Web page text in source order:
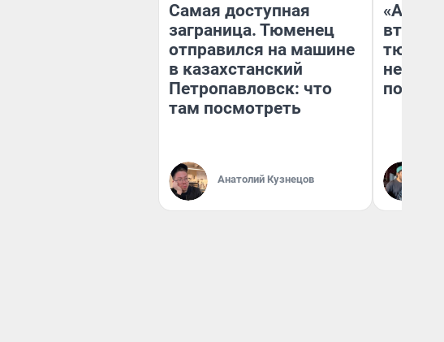
Самая доступная
заграница. Тюменец
отправился на машине
в казахстанский
Петропавловск: что
там посмотреть
Анатолий Кузнецов